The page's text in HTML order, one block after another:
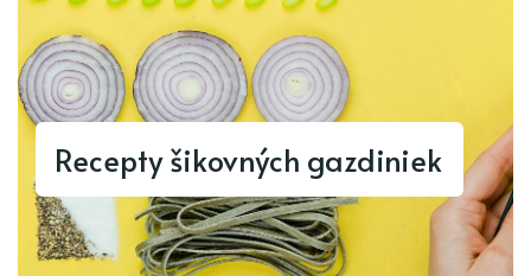
Recepty šikovných gazdiniek